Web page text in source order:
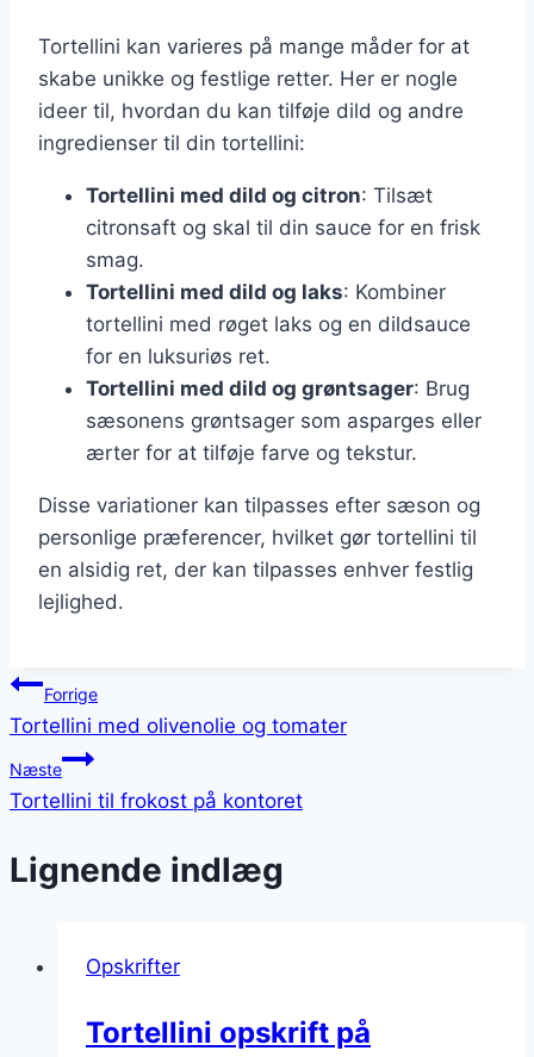
Tortellini kan varieres på mange måder for at
skabe unikke og festlige retter. Her er nogle
ideer til, hvordan du kan tilføje dild og andre
ingredienser til din tortellini:
Tortellini med dild og citron: Tilsæt
citronsaft og skal til din sauce for en frisk
smag.
Tortellini med dild og laks: Kombiner
tortellini med røget laks og en dildsauce
for en luksuriøs ret.
Tortellini med dild og grøntsager: Brug
sæsonens grøntsager som asparges eller
ærter for at tilføje farve og tekstur.
Disse variationer kan tilpasses efter sæson og
personlige præferencer, hvilket gør tortellini til
en alsidig ret, der kan tilpasses enhver festlig
lejlighed.
Indlægsnavigation
Forrige
Tortellini med olivenolie og tomater
Næste
Tortellini til frokost på kontoret
Lignende indlæg
Opskrifter
Tortellini opskrift på